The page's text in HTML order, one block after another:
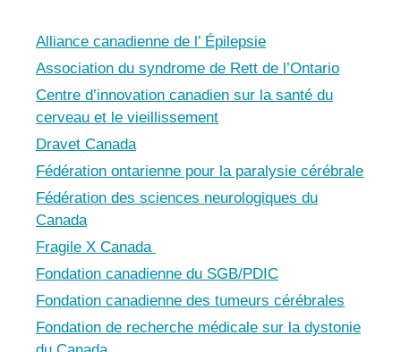
Alliance canadienne de l’ Épilepsie
Association du syndrome de Rett de l’Ontario
Centre d’innovation canadien sur la santé du
cerveau et le vieillissement
Dravet Canada
Fédération ontarienne pour la paralysie cérébrale
Fédération des sciences neurologiques du
Canada
Fragile X Canada
Fondation canadienne du SGB/PDIC
Fondation canadienne des tumeurs cérébrales
Fondation de recherche médicale sur la dystonie